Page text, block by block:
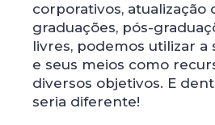
corporativos, atualização
graduações, pós-
livres, podemos utilizar a
e seus meios como
diversos objetivos. E
seria diferente!